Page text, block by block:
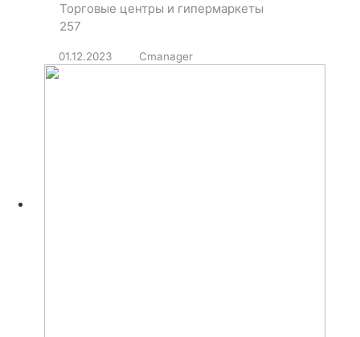
Торговые центры и гипермаркеты
257
01.12.2023 Cmanager